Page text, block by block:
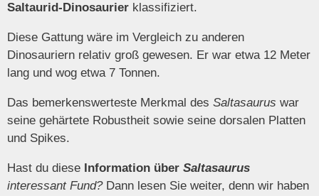
Saltaurid-Dinosaurier klassifiziert.
Diese Gattung wäre im Vergleich zu anderen
Dinosauriern relativ groß gewesen. Er war etwa 12 Meter
lang und wog etwa 7 Tonnen.
Das bemerkenswerteste Merkmal des Saltasaurus war
seine gehärtete Robustheit sowie seine dorsalen Platten
und Spikes.
Hast du diese Information über Saltasaurus
interessant Fund?Dann lesen Sie weiter, denn wir haben